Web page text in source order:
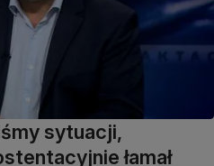
sytuacji,
łamał